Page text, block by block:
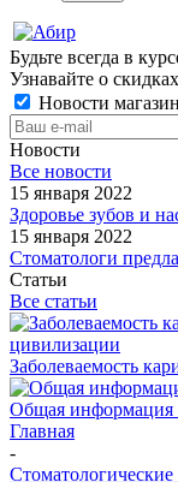
Будьте всегда в
Узнавайте о
Новости
Новости
Все новости
15 января 2022
Здоровье зубов и
15 января 2022
Стоматологи
Статьи
Все статьи
Заболеваемость
Общая информация
Главная
-